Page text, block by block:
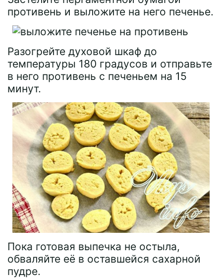
противень и выложите на него печенье.
Разогрейте духовой шкаф до
температуры 180 градусов и отправьте
в него противень с печеньем на 15
минут.
Пока готовая выпечка не остыла,
обваляйте её в оставшейся сахарной
пудре.